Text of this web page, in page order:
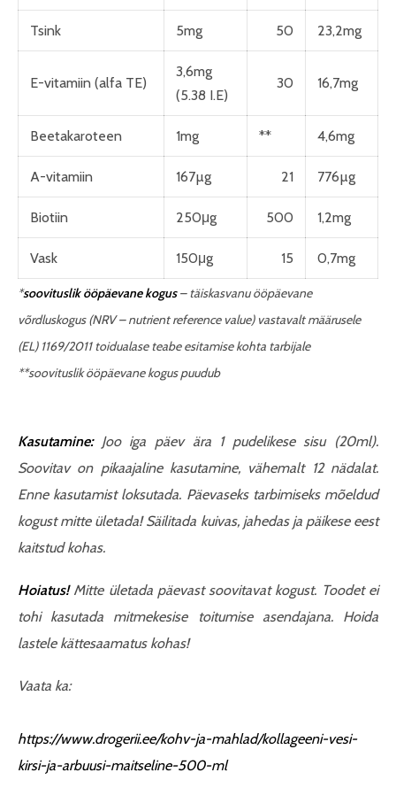
Tsink 5mg 50 23,2mg
E-vitamiin (alfa TE)
3,6mg
(5.38 I.E)
30 16,7mg
Beetakaroteen 1mg ** 4,6mg
A-vitamiin 167µg 21 776µg
Biotiin 250μg 500 1,2mg
Vask 150μg 15 0,7mg
*soovituslik ööpäevane kogus –täiskasvanu ööpäevane
võrdluskogus (NRV–nutrient reference value) vastavalt määrusele
(EL) 1169/2011 toidualase teabe esitamise kohta tarbijale
**soovituslik ööpäevane kogus puudub
Kasutamine: Joo iga päev ära 1 pudelikese sisu (20ml).
Soovitav on pikaajaline kasutamine, vähemalt 12 nädalat.
Enne kasutamist loksutada. Päevaseks tarbimiseks mõeldud
kogust mitte ületada! Säilitada kuivas, jahedas ja päikese eest
kaitstud kohas.
Hoiatus!Mitte ületada päevast soovitavat kogust. Toodet ei
tohi kasutada mitmekesise toitumise asendajana. Hoida
lastele kättesaamatus kohas!
Vaata ka:
https://www.drogerii.ee/kohv-ja-mahlad/kollageeni-vesi-
kirsi-ja-arbuusi-maitseline-500-ml